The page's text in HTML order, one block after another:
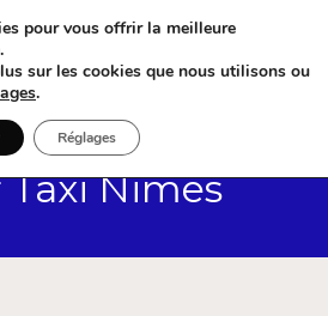
Nimes
pour vous offrir la meilleure
sur les cookies que nous utilisons ou
.
Réglages